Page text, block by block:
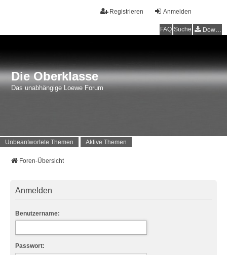
Anmelden
Registrieren
FAQ Suche Downloads
Die Oberklasse
Das unabhängige Loewe Forum
Unbeantwortete Themen Aktive Themen
Foren-Übersicht
Anmelden
Benutzername:
Passwort: